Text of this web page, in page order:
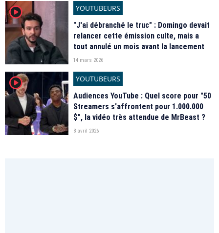
player2
YOUTUBEURS
"J'ai débranché le truc" : Domingo devait
relancer cette émission culte, mais a
tout annulé un mois avant la lancement
14 mars 2026
player2
YOUTUBEURS
Audiences YouTube : Quel score pour "50
Streamers s'affrontent pour 1.000.000
$", la vidéo très attendue de MrBeast ?
8 avril 2026